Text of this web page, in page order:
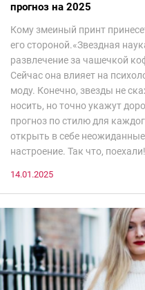
прогноз на 2025
Кому змеиный принт
его стороной.«Звездная
развлечение за чашечкой
Сейчас она влияет на
моду. Конечно, звезды не
носить, но точно укажут
прогноз по стилю для
открыть в себе
настроение. Так что, поехали!
14.01.2025